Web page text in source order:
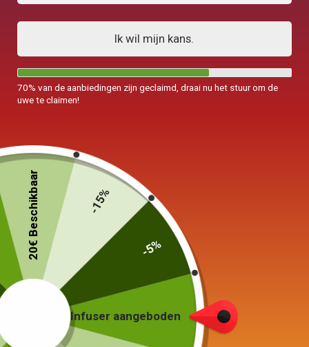
Keramische ketel
Schroot 800ml-1L
129,00 229,00
Keuze van de opties
Ik wil mijn kans.
70% van de aanbiedingen zijn geclaimd, draai nu het stuur om de
uwe te claimen!
Infuser aangeboden
20€ Beschikbaar -15%
-5%